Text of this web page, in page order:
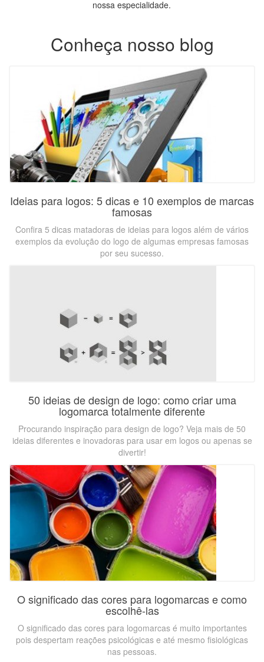
nossa especialidade.
Conheça nosso blog
Ideias para logos: 5 dicas e 10 exemplos de marcas
famosas
Confira 5 dicas matadoras de ideias para logos além de vários
exemplos da evolução do logo de algumas empresas famosas
por seu sucesso.
50 ideias de design de logo: como criar uma
logomarca totalmente diferente
Procurando inspiração para design de logo? Veja mais de 50
ideias diferentes e inovadoras para usar em logos ou apenas se
divertir!
O significado das cores para logomarcas e como
escolhê-las
O significado das cores para logomarcas é muito importantes
pois despertam reações psicológicas e até mesmo fisiológicas
nas pessoas.